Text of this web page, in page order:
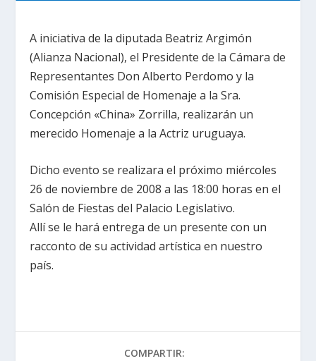
A iniciativa de la diputada Beatriz Argimón
(Alianza Nacional), el Presidente de la Cámara de
Representantes Don Alberto Perdomo y la
Comisión Especial de Homenaje a la Sra.
Concepción «China» Zorrilla, realizarán un
merecido Homenaje a la Actriz uruguaya.
Dicho evento se realizara el próximo miércoles
26 de noviembre de 2008 a las 18:00 horas en el
Salón de Fiestas del Palacio Legislativo.
Allí se le hará entrega de un presente con un
racconto de su actividad artística en nuestro
país.
COMPARTIR: